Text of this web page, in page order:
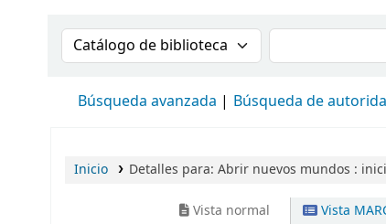
Buscar en el catálogo por:Buscar en el
Búsqueda avanzada Búsqueda de
Inicio Detalles para: Abrir nuevos mundos :
Vista normal Vista